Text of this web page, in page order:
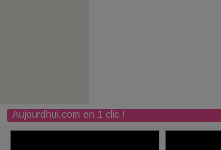
Aujourdhui.com en 1 clic !